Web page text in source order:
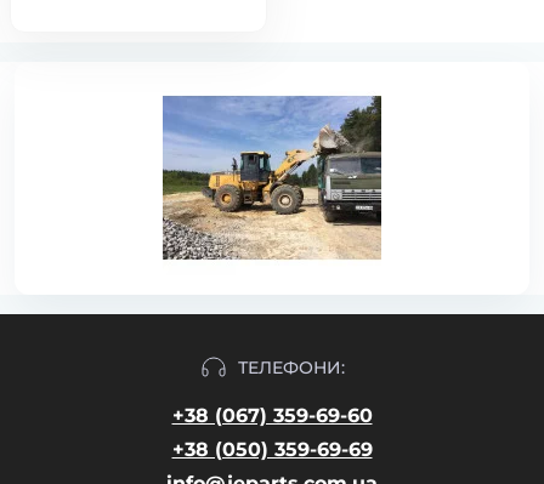
ТЕЛЕФОНИ:
+38 (067) 359-69-60
+38 (050) 359-69-69